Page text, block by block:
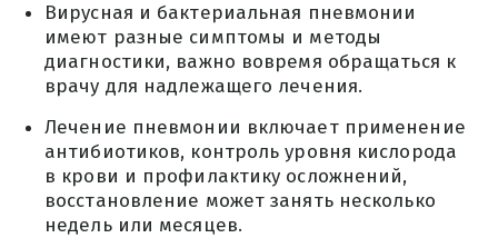
Вирусная и бактериальная пневмонии
имеют разные симптомы и методы
диагностики, важно вовремя обращаться к
врачу для надлежащего лечения.
Лечение пневмонии включает применение
антибиотиков, контроль уровня кислорода
в крови и профилактику осложнений,
восстановление может занять несколько
недель или месяцев.